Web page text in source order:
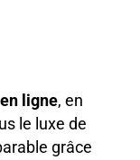
ligne, en
le luxe de
grâce